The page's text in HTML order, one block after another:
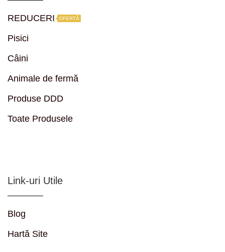
REDUCERI OFERTĂ
Pisici
Câini
Animale de fermă
Produse DDD
Toate Produsele
Link-uri Utile
Blog
Hartă Site